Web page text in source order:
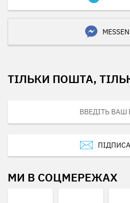
ТІЛЬКИ ПОШТА,
МИ В СОЦМЕРЕЖАХ